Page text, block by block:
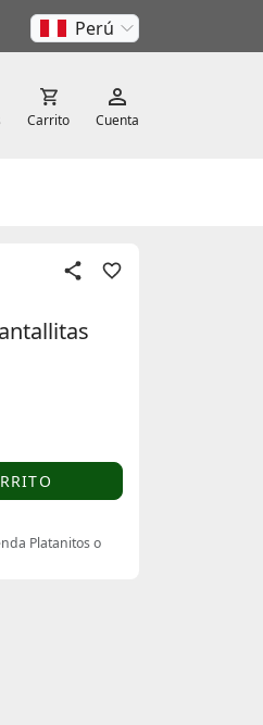
Perú
Carrito Cuenta
Platanitos o